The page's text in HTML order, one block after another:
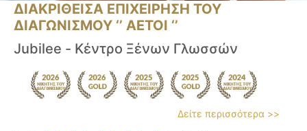
ΔΙΑΚΡΙΘΕΙΣΑ ΕΠΙΧΕΙΡΗΣΗ ΤΟΥ
ΔΙΑΓΩΝΙΣΜΟΥ ‘’ ΑΕΤΟΙ ‘’
Jubilee - Κέντρο Ξένων Γλωσσών
Δείτε περισσότερα >>